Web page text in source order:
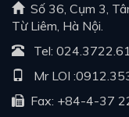
Số 36, Cụm 3,
Từ Liêm, Hà Nội.
Tel:
Mr LOI :
Fax: +84-4-37